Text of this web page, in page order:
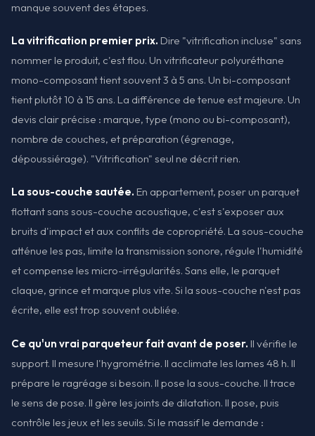
manque souvent des étapes.
La vitrification premier prix. Dire "vitrification incluse" sans
nommer le produit, c'est flou. Un vitrificateur polyuréthane
mono-composant tient souvent 3 à 5 ans. Un bi-composant
tient plutôt 10 à 15 ans. La différence de tenue est majeure. Un
devis clair précise : marque, type (mono ou bi-composant),
nombre de couches, et préparation (égrenage,
dépoussiérage). "Vitrification" seul ne décrit rien.
La sous-couche sautée. En appartement, poser un parquet
flottant sans sous-couche acoustique, c'est s'exposer aux
bruits d'impact et aux conflits de copropriété. La sous-couche
atténue les pas, limite la transmission sonore, régule l'humidité
et compense les micro-irrégularités. Sans elle, le parquet
claque, grince et marque plus vite. Si la sous-couche n'est pas
écrite, elle est trop souvent oubliée.
Ce qu'un vrai parqueteur fait avant de poser. Il vérifie le
support. Il mesure l'hygrométrie. Il acclimate les lames 48 h. Il
prépare le ragréage si besoin. Il pose la sous-couche. Il trace
le sens de pose. Il gère les joints de dilatation. Il pose, puis
contrôle les jeux et les seuils. Si le massif le demande :